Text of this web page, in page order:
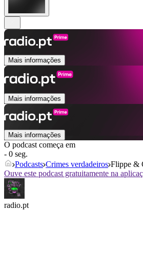
Mais informações
Mais informações
Mais informações
O podcast começa em
- 0 seg.
Podcasts Crimes verdadeiros Flippe &
Ouve este podcast gratuitamente na
radio.pt